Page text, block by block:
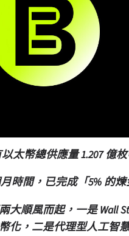
太幣總供應量 1.207 億
時間，已完成「5% 的煉
大順風而起，一是 Wall
化，二是代理型人工智